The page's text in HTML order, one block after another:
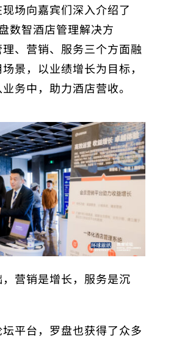
场向嘉宾们深入介绍了
数智酒店管理解决方
、营销、服务三个方面融
景，以业绩增长为目标，
务中，助力酒店营收。
营销是增长，服务是沉
平台，罗盘也获得了众多